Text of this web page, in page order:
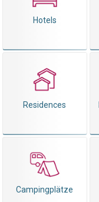
Hotels
Residences
Campingplätze